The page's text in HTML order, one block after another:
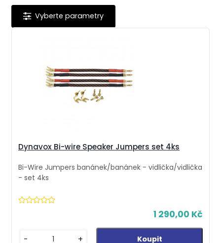
Dynavox Bi-wire Speaker Jumpers set 4ks
Bi-Wire Jumpers banánek/banánek - vidlička/vidlička
- set 4ks
1 290,00 Kč
- +